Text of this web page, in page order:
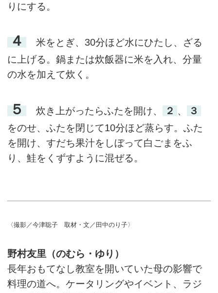
りにする。
４
米をとぎ、30分ほど水にひたし、ざる
に上げる。鍋または炊飯器に米を入れ、分量
の水を加えて炊く。
５ 炊き上がったらふたを開け、 ２ 、
３
をのせ、ふたを閉じて10分ほど蒸らす。ふた
を開け、すだち果汁をしぼって白ごまをふ
り、鮭をくずすように混ぜる。
〈撮影／今津聡子 取材・文／田中のり子〉
野村友里（のむら・ゆり）
長年おもてなし教室を開いていた母の影響で
料理の道へ。ケータリングやイベント、ラジ